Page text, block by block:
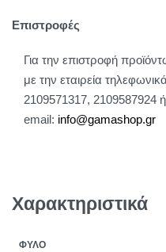
Επιστροφές
Για την επιστροφή
με την εταιρεία
2109571317, 2109587924
email: info@gamashop.gr
Χαρακτηριστικά
ΦΎΛΟ